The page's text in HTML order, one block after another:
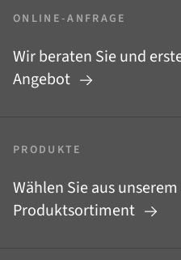
ONLINE-ANFRAGE
Wir beraten Sie und
Angebot
PRODUKTE
Wählen Sie aus
Produktsortiment